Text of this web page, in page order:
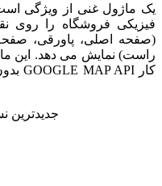
فیزیکی فروشگاه را روی
(صفحه اصلی، پاورقی،
راست) نمایش می دهد. این
GOOGLE MAP API کار
جدیدترین